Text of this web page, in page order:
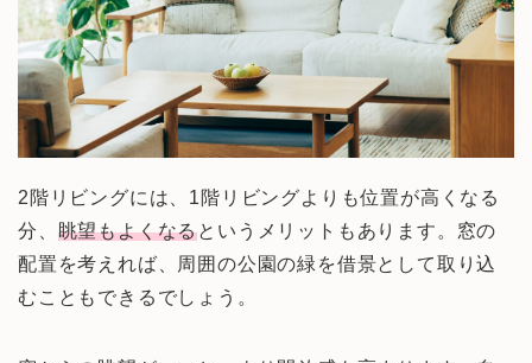
2階リビングには、1階リビングよりも位置が高くなる
分、 眺望もよくなるというメリットもあります。窓の
配置を考えれば、周囲の公園の緑を借景として取り込
むこともできるでしょう。